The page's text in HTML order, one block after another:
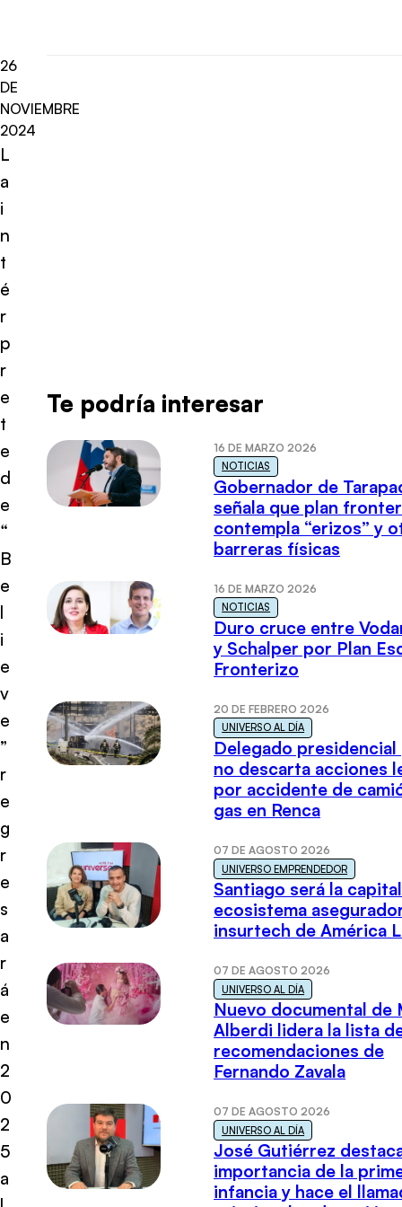
26
DE
NOVIEMBRE
2024
L
a
i
n
t
é
r
p
r
e
t
e
d
e
“
B
e
l
i
e
v
e
”
r
e
g
r
e
s
a
r
á
e
n
2
0
2
5
a
Te podría interesar
16 DE MARZO 2026
NOTICIAS
Gobernador de
señala que plan
contempla “erizos” y
barreras físicas
16 DE MARZO 2026
NOTICIAS
Duro cruce entre
y Schalper por Plan
Fronterizo
20 DE FEBRERO 2026
UNIVERSO AL DÍA
Delegado presidencial
no descarta acciones
por accidente de
gas en Renca
07 DE AGOSTO 2026
UNIVERSO EMPRENDEDOR
Santiago será la
ecosistema
insurtech de América
07 DE AGOSTO 2026
UNIVERSO AL DÍA
Nuevo documental de
Alberdi lidera la lista
recomendaciones de
Fernando Zavala
07 DE AGOSTO 2026
UNIVERSO AL DÍA
José Gutiérrez
importancia de la
infancia y hace el